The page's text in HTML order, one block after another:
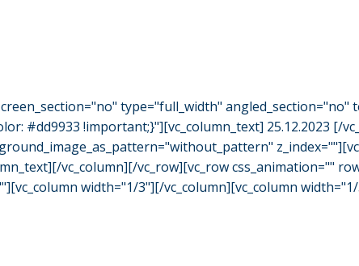
type="full_width"
#dd9933 !important;}"][vc_column_text] 25.12.2023
vc_column][/vc_row][vc_row
width="1/3"][/vc_column][vc_column